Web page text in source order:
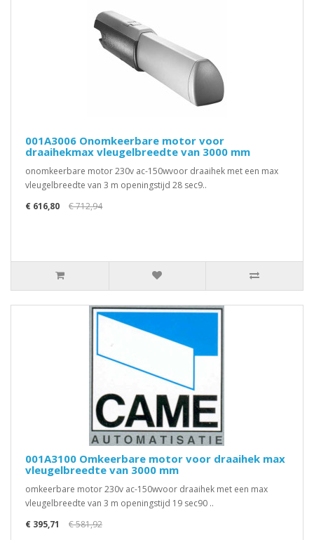
001A3006 Onomkeerbare motor voor
draaihekmax vleugelbreedte van 3000 mm
onomkeerbare motor 230v ac-150wvoor draaihek met een max
vleugelbreedte van 3 m openingstijd 28 sec9..
€ 616,80
€ 712,94
001A3100 Omkeerbare motor voor draaihek max
vleugelbreedte van 3000 mm
omkeerbare motor 230v ac-150wvoor draaihek met een max
vleugelbreedte van 3 m openingstijd 19 sec90 ..
€ 395,71
€ 581,92